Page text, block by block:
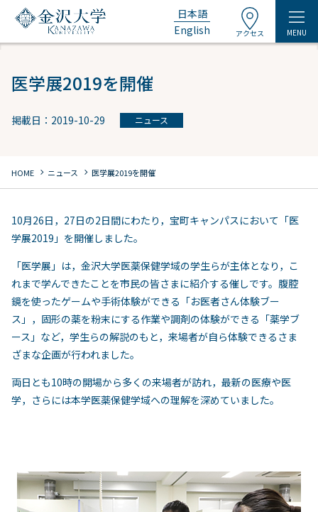
日本語
English
アクセス MENU
医学展2019を開催
掲載日：2019-10-29 ニュース
HOME chevron_right ニュース chevron_right 医学展2019を開催
10月26日，27日の2日間にわたり，宝町キャンパスにおいて「医
学展2019」を開催しました。
「医学展」は，金沢大学医薬保健学域の学生らが主体となり，こ
れまで学んできたことを市民の皆さまに紹介する催しです。腹腔
鏡を使ったゲームや手術体験ができる「お医者さん体験ブー
ス」，固形の薬を粉末にする作業や調剤の体験ができる「薬学ブ
ース」など，学生らの解説のもと，来場者が自ら体験できるさま
ざまな企画が行われました。
両日とも10時の開場から多くの来場者が訪れ，最新の医療や医
学，さらには本学医薬保健学域への理解を深めていました。